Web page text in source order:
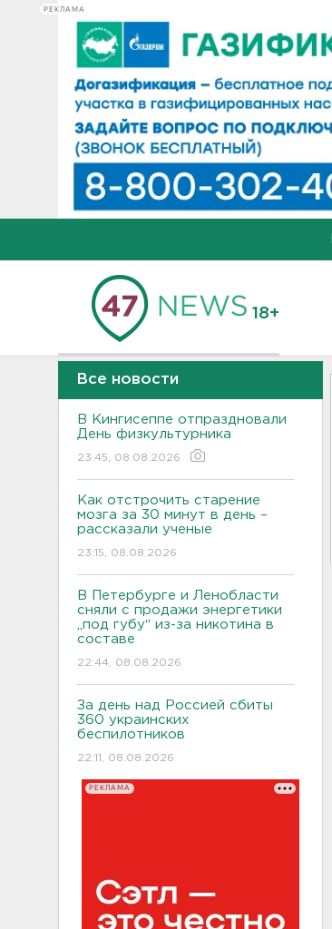
РЕКЛАМА
18+
Все новости
В Кингисеппе отпраздновали
День физкультурника
23:45, 08.08.2026
Как отстрочить старение
мозга за 30 минут в день –
рассказали ученые
23:15, 08.08.2026
В Петербурге и Ленобласти
сняли с продажи энергетики
„под губу“ из-за никотина в
составе
22:44, 08.08.2026
За день над Россией сбиты
360 украинских
беспилотников
22:11, 08.08.2026
РЕКЛАМА